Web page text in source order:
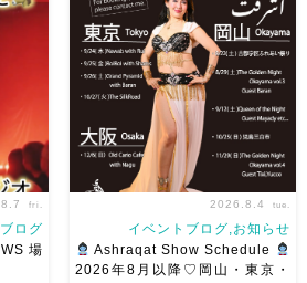
fri.
ログ
場
2026.8.4 tue.
イベントブログ,お知らせ
Ashraqat Show Schedule
2026年8月以降♡岡山・東京・